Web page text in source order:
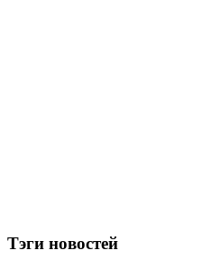
Тэги новостей